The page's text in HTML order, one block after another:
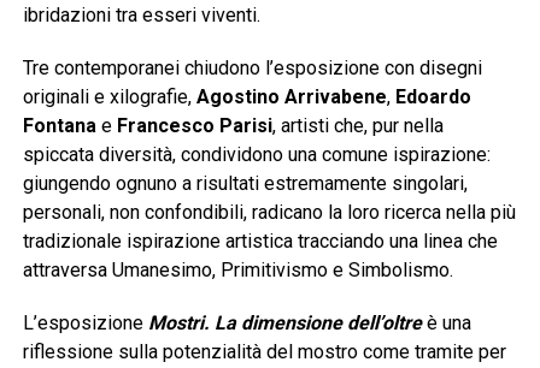
ibridazioni tra esseri viventi.
Tre contemporanei chiudono l’esposizione con disegni
originali e xilografie, Agostino Arrivabene, Edoardo
Fontanae Francesco Parisi, artisti che, pur nella
spiccata diversità, condividono una comune ispirazione:
giungendo ognuno a risultati estremamente singolari,
personali, non confondibili, radicano la loro ricerca nella più
tradizionale ispirazione artistica tracciando una linea che
attraversa Umanesimo, Primitivismo e Simbolismo.
L’esposizione Mostri. La dimensione dell’oltreè una
riflessione sulla potenzialità del mostro come tramite per